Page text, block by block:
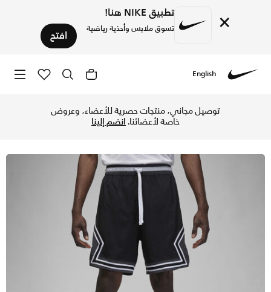
× تطبيق NIKE هنا!
تسوق ملابس وأحذية رياضية افتح
English
توصيل مجاني، منتجات حصرية للأعضاء، وعروض
خاصة لأعضائنا.انضم إلينا